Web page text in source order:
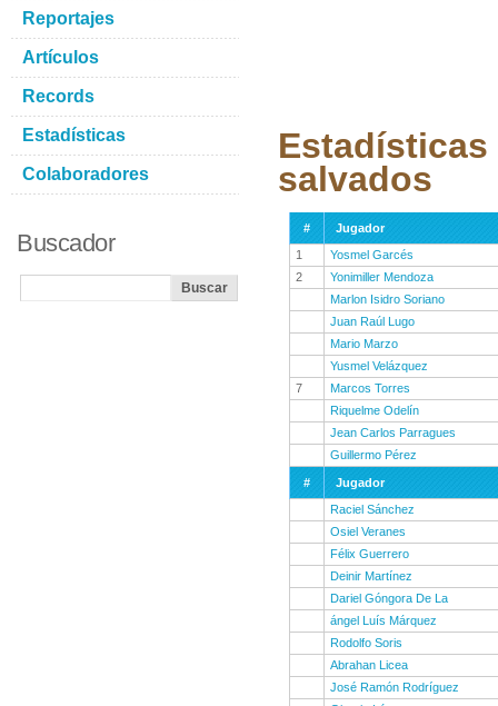
salvados
#
Jugador
1
Yosmel Garcés
2
Yonimiller Mendoza
Marlon Isidro Soriano
Juan Raúl Lugo
Mario Marzo
Yusmel Velázquez
7
Marcos Torres
Riquelme Odelín
Jean Carlos Parragues
Guillermo Pérez
#
Jugador
Raciel Sánchez
Osiel Veranes
Félix Guerrero
Deinir Martínez
Dariel Góngora De La
ángel Luís Márquez
Rodolfo Soris
Abrahan Licea
José Ramón Rodríguez
Reportajes
Artículos
Records
Estadísticas
Colaboradores
Buscador